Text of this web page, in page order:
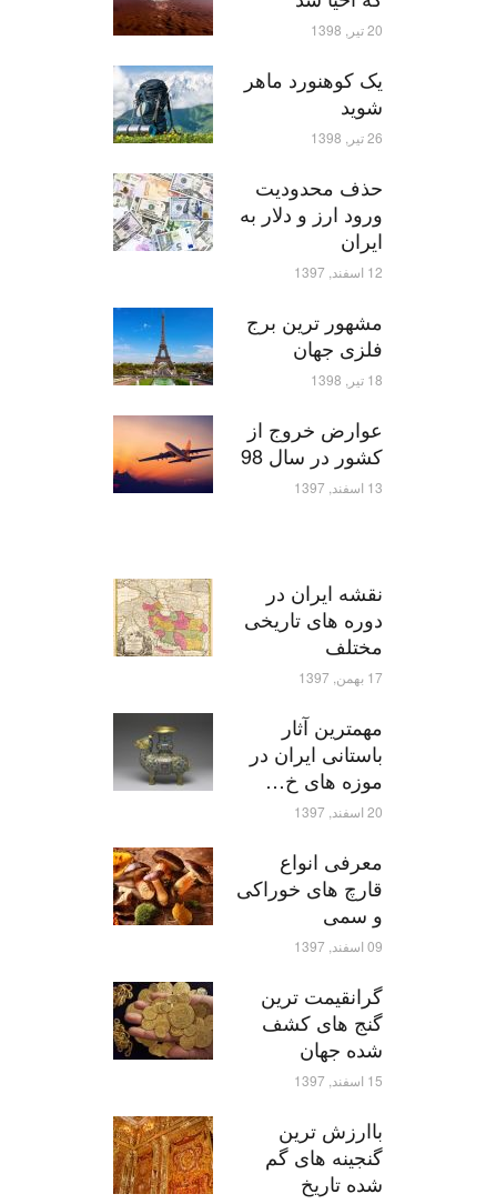
20 تیر, 1398
یک کوهنورد ماهر
شوید
26 تیر, 1398
حذف محدودیت
ورود ارز و دلار به
ایران
12 اسفند, 1397
مشهور ترین برج
فلزی جهان
18 تیر, 1398
عوارض خروج از
کشور در سال 98
13 اسفند, 1397
نقشه ایران در
دوره های تاریخی
مختلف
17 بهمن, 1397
مهمترین آثار
باستانی ایران در
موزه های خ…
20 اسفند, 1397
معرفی انواع
قارچ های خوراکی
و سمی
09 اسفند, 1397
گرانقیمت ترین
گنج های کشف
شده جهان
15 اسفند, 1397
باارزش ترین
گنجینه های گم
شده تاریخ